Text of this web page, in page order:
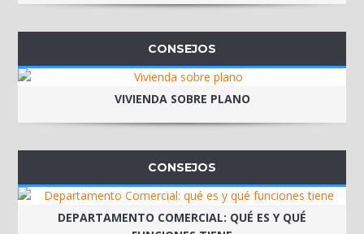
CONSEJOS
VIVIENDA SOBRE PLANO
CONSEJOS
DEPARTAMENTO COMERCIAL: QUÉ ES Y QUÉ